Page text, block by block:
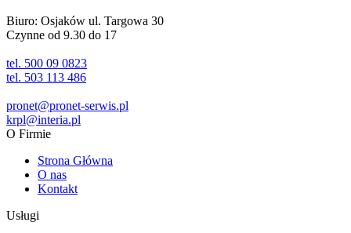
Biuro: Osjaków ul. Targowa 30
Czynne od 9.30 do 17
tel. 500 09 0823
tel. 503 113 486
pronet@pronet-serwis.pl
krpl@interia.pl
O Firmie
Strona Główna
O nas
Kontakt
Usługi